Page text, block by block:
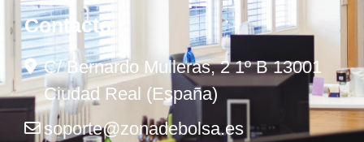
Contacto
C/ Bernardo Mulleras, 2 1º B 13001
Ciudad Real (España)
soporte@zonadebolsa.es